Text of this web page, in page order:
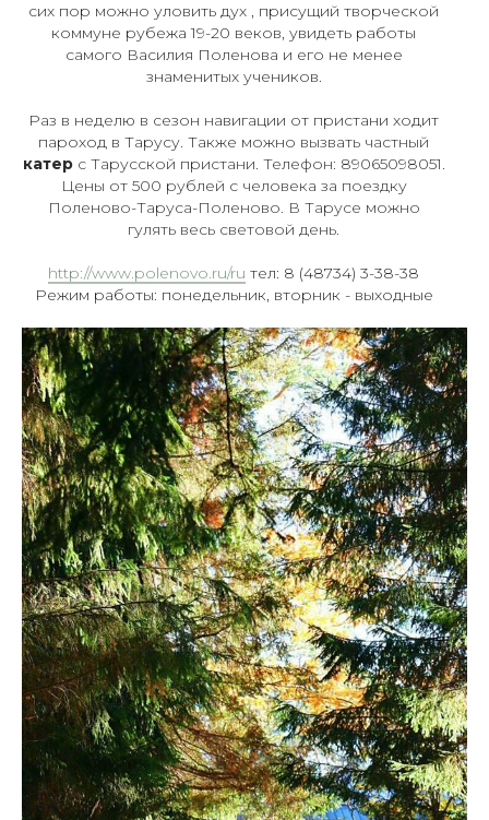
сих пор можно уловить дух , присущий творческой
коммуне рубежа 19-20 веков, увидеть работы
самого Василия Поленова и его не менее
знаменитых учеников.
Раз в неделю в сезон навигации от пристани ходит
пароход в Тарусу. Также можно вызвать частный
катерс Тарусской пристани. Телефон: 89065098051.
Цены от 500 рублей с человека за поездку
Поленово-Таруса-Поленово. В Тарусе можно
гулять весь световой день.
http://www.polenovo.ru/ru тел: 8 (48734) 3-38-38
Режим работы: понедельник, вторник - выходные